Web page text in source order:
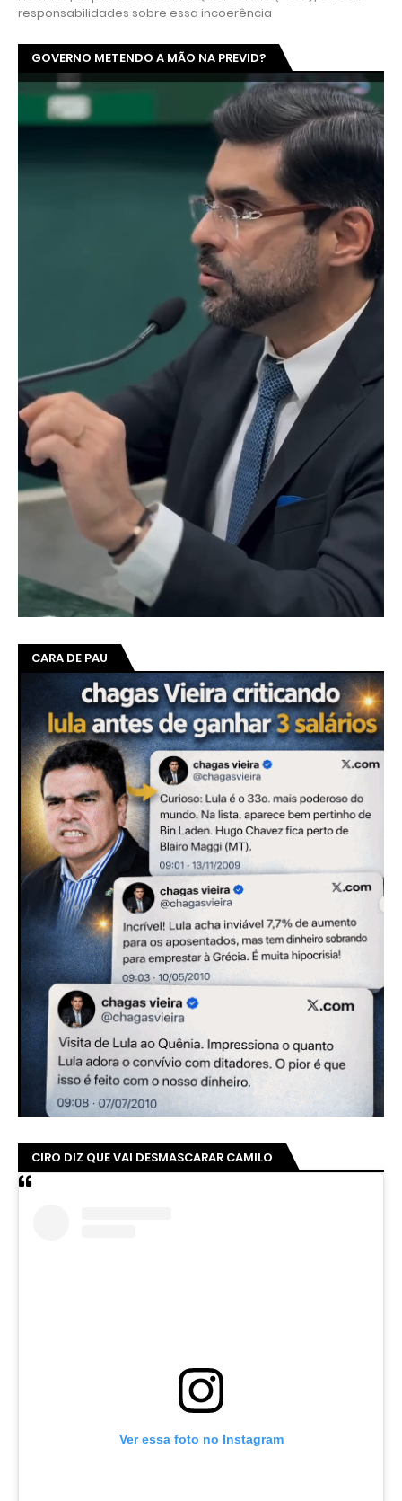
responsabilidades sobre essa incoerência
GOVERNO METENDO A MÃO NA PREVID?
CARA DE PAU
CIRO DIZ QUE VAI DESMASCARAR CAMILO
Ver essa foto no Instagram